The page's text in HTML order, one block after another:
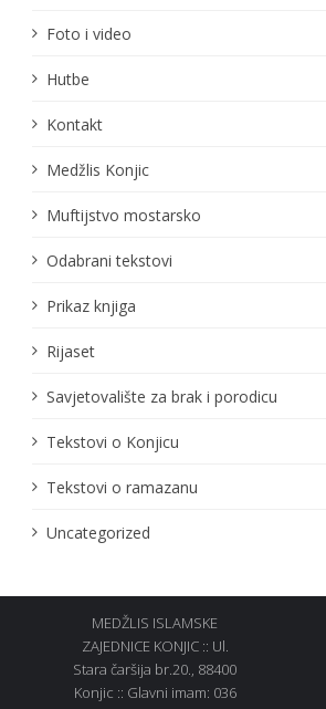
Foto i video
Hutbe
Kontakt
Medžlis Konjic
Muftijstvo mostarsko
Odabrani tekstovi
Prikaz knjiga
Rijaset
Savjetovalište za brak i porodicu
Tekstovi o Konjicu
Tekstovi o ramazanu
Uncategorized
MEDŽLIS ISLAMSKE
ZAJEDNICE KONJIC :: Ul.
Stara čaršija br.20., 88400
Konjic :: Glavni imam: 036